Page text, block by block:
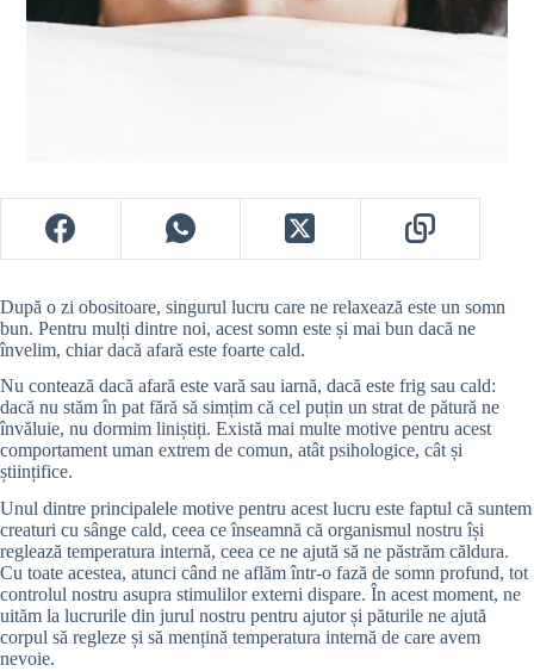
După o zi obositoare, singurul lucru care ne relaxează este un somn
bun. Pentru mulți dintre noi, acest somn este și mai bun dacă ne
învelim, chiar dacă afară este foarte cald.
Nu contează dacă afară este vară sau iarnă, dacă este frig sau cald:
dacă nu stăm în pat fără să simțim că cel puțin un strat de pătură ne
învăluie, nu dormim liniștiți. Există mai multe motive pentru acest
comportament uman extrem de comun, atât psihologice, cât și
științifice.
Unul dintre principalele motive pentru acest lucru este faptul că suntem
creaturi cu sânge cald, ceea ce înseamnă că organismul nostru își
reglează temperatura internă, ceea ce ne ajută să ne păstrăm căldura.
Cu toate acestea, atunci când ne aflăm într-o fază de somn profund, tot
controlul nostru asupra stimulilor externi dispare. În acest moment, ne
uităm la lucrurile din jurul nostru pentru ajutor și păturile ne ajută
corpul să regleze și să mențină temperatura internă de care avem
nevoie.